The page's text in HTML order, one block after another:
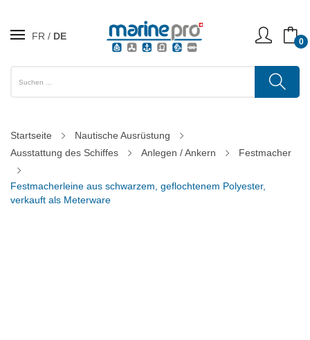
FR DE 0
Startseite
Nautische Ausrüstung
Ausstattung des Schiffes
Anlegen / Ankern Festmacher
Festmacherleine aus schwarzem, geflochtenem Polyester,
verkauft als Meterware